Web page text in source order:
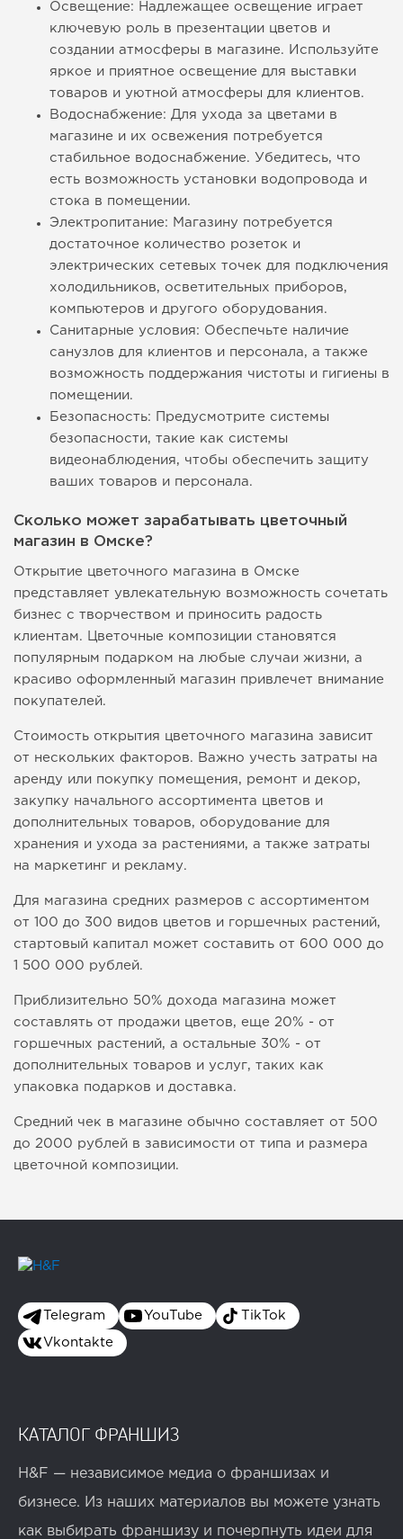
Освещение: Надлежащее освещение играет
ключевую роль в презентации цветов и
создании атмосферы в магазине. Используйте
яркое и приятное освещение для выставки
товаров и уютной атмосферы для клиентов.
Водоснабжение: Для ухода за цветами в
магазине и их освежения потребуется
стабильное водоснабжение. Убедитесь, что
есть возможность установки водопровода и
стока в помещении.
Электропитание: Магазину потребуется
достаточное количество розеток и
электрических сетевых точек для подключения
холодильников, осветительных приборов,
компьютеров и другого оборудования.
Санитарные условия: Обеспечьте наличие
санузлов для клиентов и персонала, а также
возможность поддержания чистоты и гигиены в
помещении.
Безопасность: Предусмотрите системы
безопасности, такие как системы
видеонаблюдения, чтобы обеспечить защиту
ваших товаров и персонала.
Сколько может зарабатывать цветочный
магазин в Омске?
Открытие цветочного магазина в Омске
представляет увлекательную возможность сочетать
бизнес с творчеством и приносить радость
клиентам. Цветочные композиции становятся
популярным подарком на любые случаи жизни, а
красиво оформленный магазин привлечет внимание
покупателей.
Стоимость открытия цветочного магазина зависит
от нескольких факторов. Важно учесть затраты на
аренду или покупку помещения, ремонт и декор,
закупку начального ассортимента цветов и
дополнительных товаров, оборудование для
хранения и ухода за растениями, а также затраты
на маркетинг и рекламу.
Для магазина средних размеров с ассортиментом
от 100 до 300 видов цветов и горшечных растений,
стартовый капитал может составить от 600 000 до
1 500 000 рублей.
Приблизительно 50% дохода магазина может
составлять от продажи цветов, еще 20% - от
горшечных растений, а остальные 30% - от
дополнительных товаров и услуг, таких как
упаковка подарков и доставка.
Средний чек в магазине обычно составляет от 500
до 2000 рублей в зависимости от типа и размера
цветочной композиции.
Telegram YouTube TikTok
Vkontakte
КАТАЛОГ ФРАНШИЗ
H&F — независимое медиа о франшизах и
бизнесе. Из наших материалов вы можете узнать
как выбирать франшизу и почерпнуть идеи для